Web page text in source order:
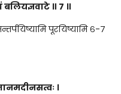
बलियज्ञवाटे ॥ ७ ॥
पूरयिष्यामि ६-७
।